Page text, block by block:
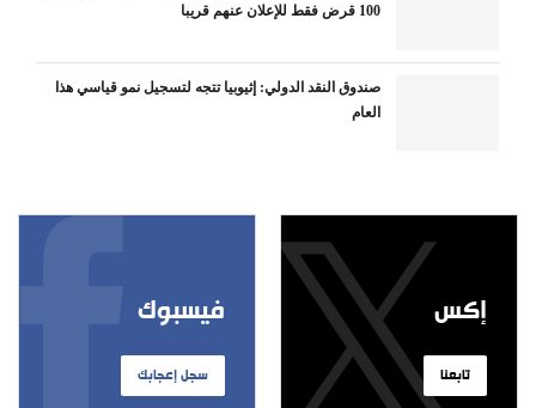
100 قرض فقط للإعلان عنهم قريبا
صندوق النقد الدولي: إثيوبيا تتجه لتسجيل نمو قياسي هذا
العام
فيسبوك
سجل إعجابك
إكس
تابعنا